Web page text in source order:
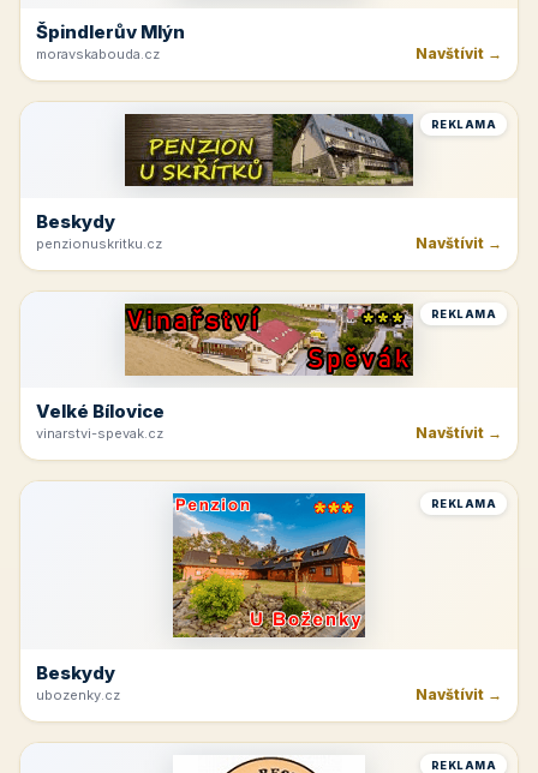
Špindlerův Mlýn
moravskabouda.cz Navštívit →
REKLAMA
Beskydy
penzionuskritku.cz Navštívit →
REKLAMA
Velké Bílovice
vinarstvi-spevak.cz Navštívit →
REKLAMA
Beskydy
ubozenky.cz Navštívit →
REKLAMA